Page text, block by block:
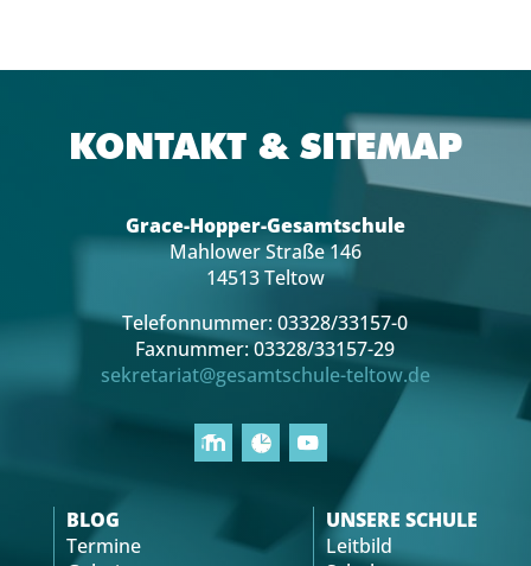
KONTAKT & SITEMAP
Grace-Hopper-Gesamtschule
Mahlower Straße 146
14513 Teltow
Telefonnummer: 03328/33157-0
Faxnummer: 03328/33157-29
sekretariat@gesamtschule-teltow.de
BLOG
Termine
UNSERE SCHULE
Leitbild